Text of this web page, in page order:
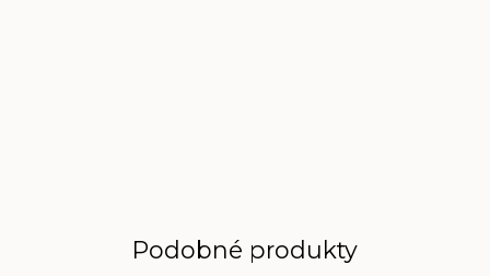
Podobné produkty